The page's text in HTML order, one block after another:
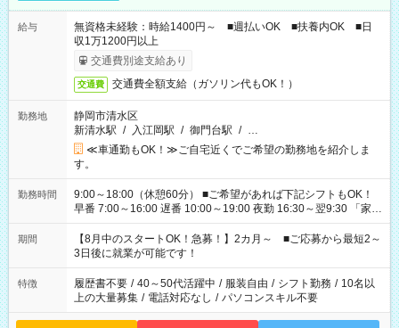
給与
無資格未経験：時給1400円～ ■週払いOK ■扶養内OK ■日
収1万1200円以上
交通費別途支給あり
交通費 交通費全額支給（ガソリン代もOK！）
勤務地
静岡市清水区
新清水駅 / 入江岡駅 / 御門台駅 / …
≪車通勤もOK！≫ご自宅近くでご希望の勤務地を紹介しま
す。
勤務時間
9:00～18:00（休憩60分） ■ご希望があれば下記シフトもOK！
早番 7:00～16:00 遅番 10:00～19:00 夜勤 16:30～翌9:30 「家族
と休みを合わせたい」 「余裕を持って夕飯の準備がしたい」
「できれば残業はしたくない」 など、ご希望を教えてください
ね。 ※Wワーク希望の方へ 今ご覧のお仕事で希望する勤務時間
と、もう1つのお仕事の勤務時間。 合計で週40時間を超える場
合は応募できません。
期間
【8月中のスタートOK！急募！】2カ月～ ■ご応募から最短2～
3日後に就業が可能です！
特徴 履歴書不要 / 40～50代活躍中 / 服装自由 / シフト勤務 / 10名以
上の大量募集 / 電話対応なし / パソコンスキル不要